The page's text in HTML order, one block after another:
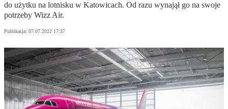
do użytku na lotnisku w Katowicach. Od razu wynajął go na swoje
potrzeby Wizz Air.
Publikacja: 07.07.2022 17:37